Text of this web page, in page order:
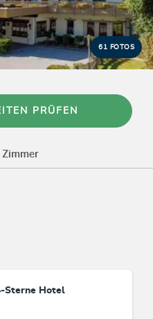
61 FOTOS
PRÜFEN
Zimmer
Sterne Hotel